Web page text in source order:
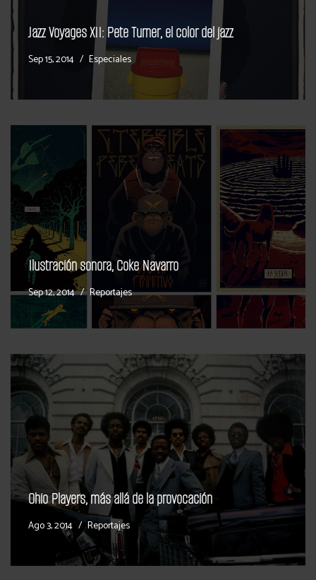
Jazz Voyages XII: Pete Turner, el color del jazz
Sep 15, 2014 Especiales
Ilustración sonora, Coke Navarro
Sep 12, 2014 Reportajes
Ohio Players, más allá de la provocación
Ago 3, 2014 Reportajes